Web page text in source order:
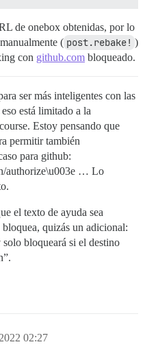
de onebox obtenidas, por lo
( post.rebake! )
con github.com bloqueado.
ser más inteligentes con las
está limitado a la
Estoy pensando que
permitir también
para github:
authorize\u003e … Lo
el texto de ayuda sea
quizás un adicional:
bloqueará si el destino
02:27